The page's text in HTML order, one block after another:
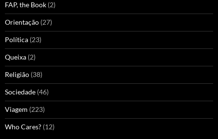
FAP, the Book (2)
Orientação (27)
Política (23)
Queixa (2)
Religião (38)
Sociedade (46)
Viagem (223)
Who Cares? (12)